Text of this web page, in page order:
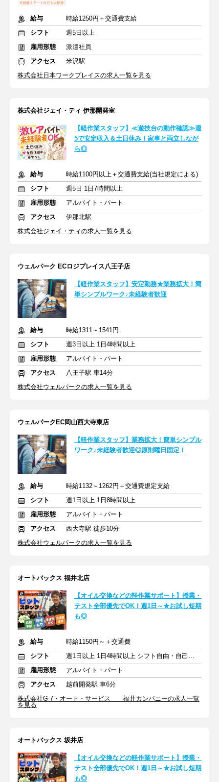
給与
時給1250円＋交通費支給
シフト
週5日以上
雇用形態
派遣社員
アクセス
米沢駅
株式会社日本ワークプレイスの求人一覧を見る
株式会社ジェイ・ティ 伊那開発室
【軽作業スタッフ】≪遊技台の動作確認≫週
5で安定収入＆土日休み！家事と両立しなが
ら◎
給与
時給1100円以上＋交通費支給(当社規定による)
シフト
週5日 1日7時間以上
雇用形態
アルバイト・パート
アクセス
伊那北駅
株式会社ジェイ・ティの求人一覧を見る
ウェルパーク ECロジプレイス八王子店
【軽作業スタッフ】安定勤務★業務拡大！簡
単シンプルワーク♪未経験者歓迎
給与
時給1311～1541円
シフト
週3日以上 1日4時間以上
雇用形態
アルバイト・パート
アクセス
八王子駅 車14分
株式会社ウェルパークの求人一覧を見る
ウェルパークEC岡山西大寺東店
【軽作業スタッフ】業務拡大！簡単シンプル
ワーク♪未経験者歓迎◎原則曜日固定！
給与
時給1132～1262円＋交通費規定支給
シフト
週1日以上 1日8時間以上
雇用形態
アルバイト・パート
アクセス
西大寺駅 徒歩10分
株式会社ウェルパークの求人一覧を見る
オートバックス 福井北店
【オイル交換などの軽作業サポート】授業・
テスト全部優先でOK！週1日～★お試し短期
も◎
給与
時給1150円～＋交通費
シフト
週1日以上 1日4時間以上 シフト自由・自己申告
雇用形態
アルバイト・パート
アクセス
越前開発駅 車6分
株式会社G-7・オート・サービス 福井カンパニーの求人一覧
を見る
オートバックス 坂井店
【オイル交換などの軽作業サポート】授業・
テスト全部優先でOK！週1日～★お試し短期
も◎